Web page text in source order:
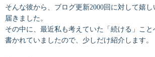
そんな彼から、ブログ更新2000回に対して嬉
届きました。
その中に、最近私も考えていた「続ける」こ
書かれていましたので、少しだけ紹介します。